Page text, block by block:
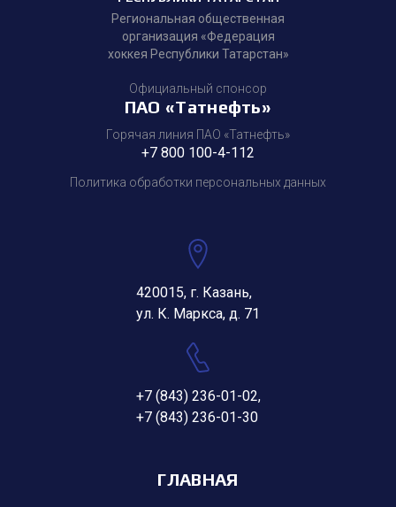
Региональная общественная
организация «Федерация
хоккея Республики Татарстан»
Официальный спонсор
ПАО «Татнефть»
Горячая линия ПАО «Татнефть»
+7 800 100-4-112
Политика обработки персональных данных
420015, г. Казань,
ул. К. Маркса, д. 71
+7 (843) 236-01-02,
+7 (843) 236-01-30
ГЛАВНАЯ